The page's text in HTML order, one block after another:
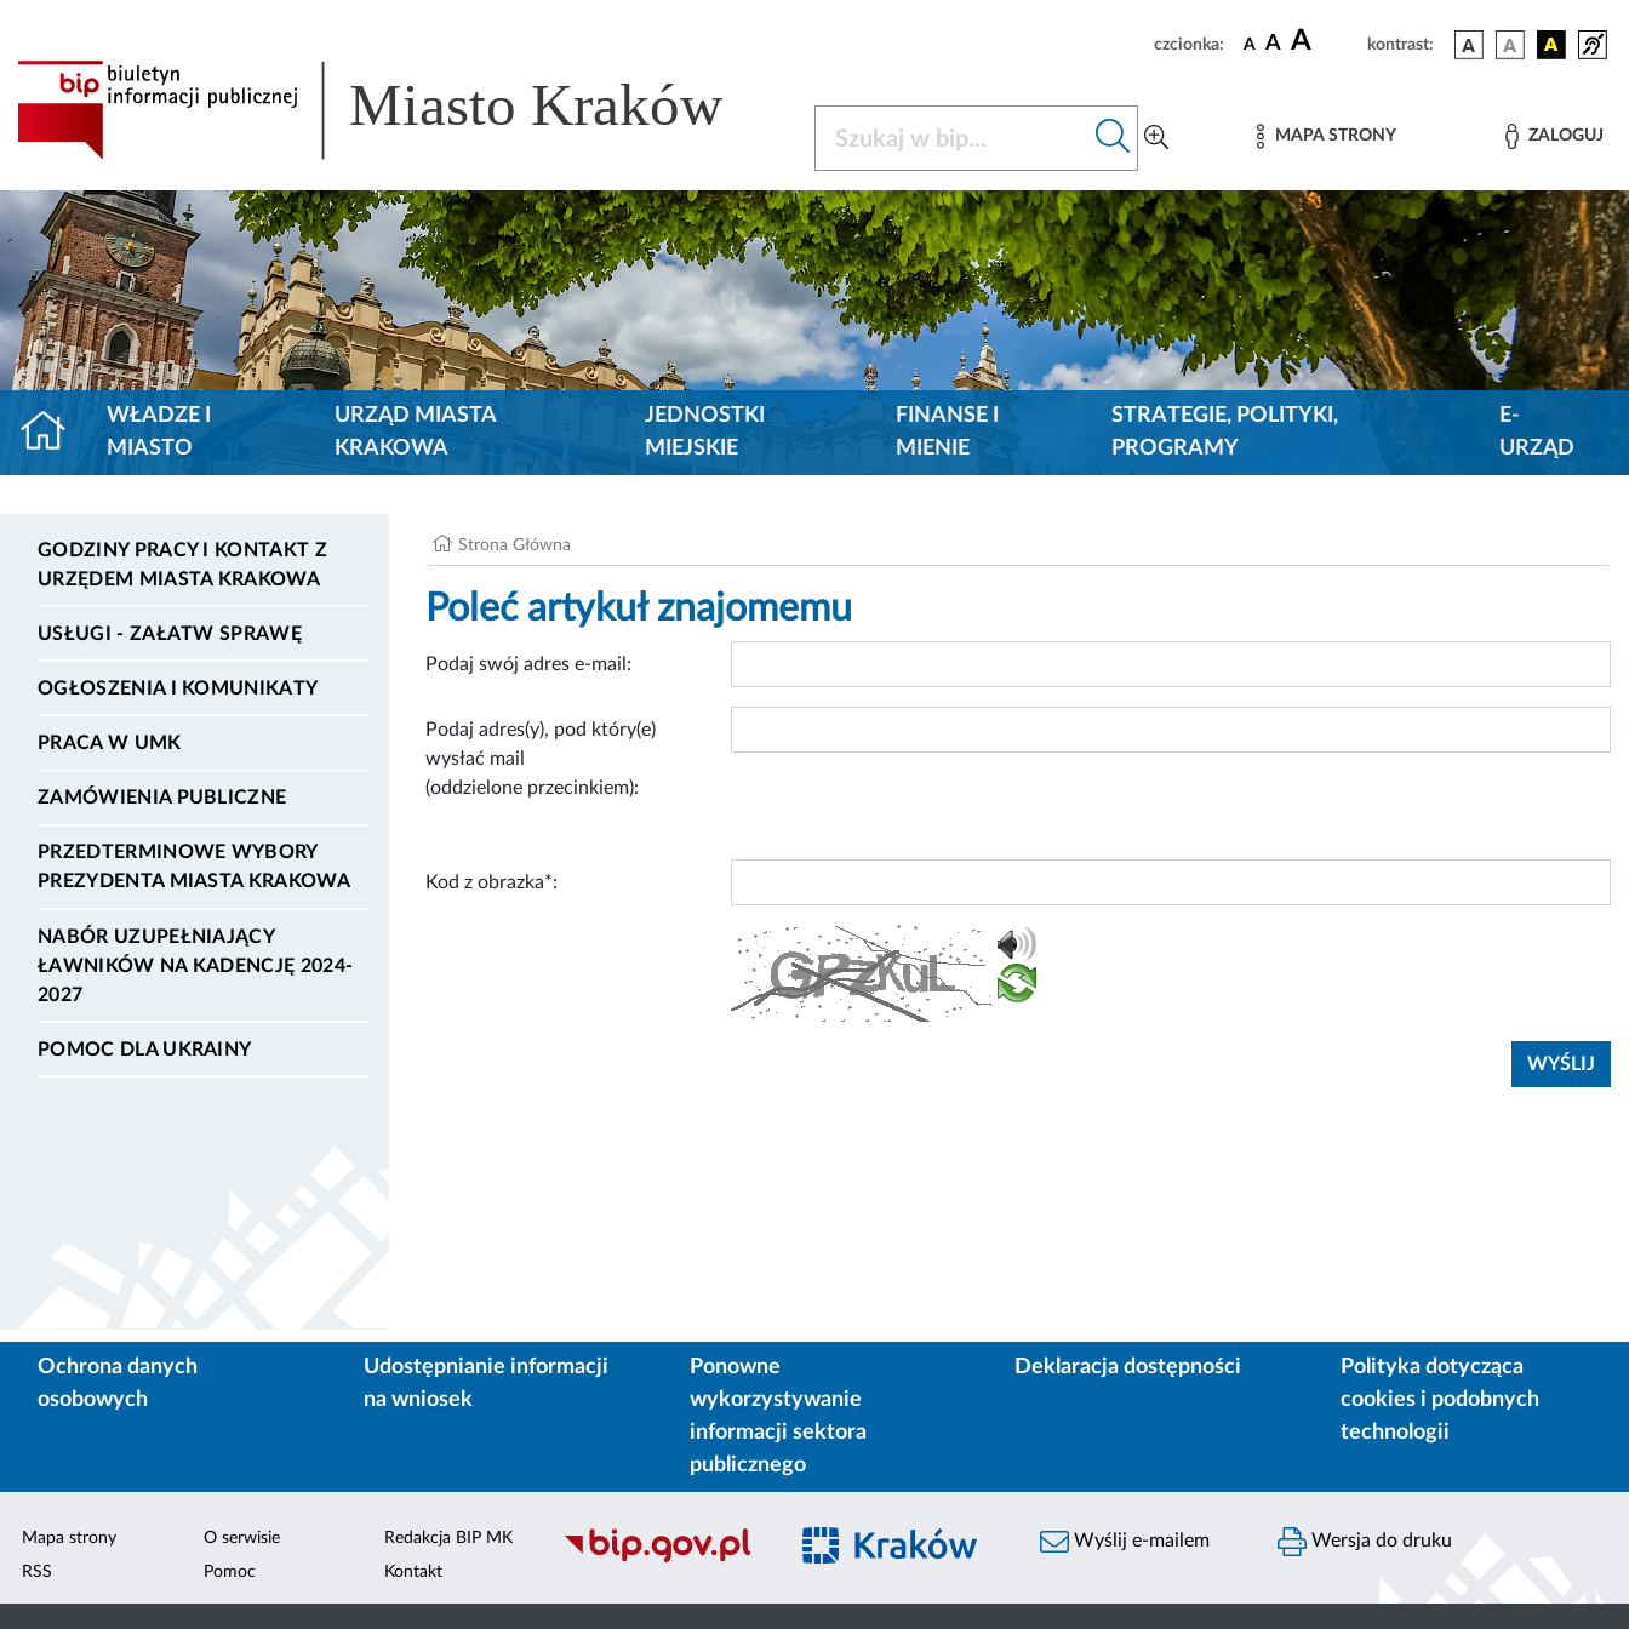
czcionka: A A A kontrast:
Miasto Kraków MAPA STRONY ZALOGUJ
WŁADZE I
MIASTO
URZĄD MIASTA
KRAKOWA
JEDNOSTKI
MIEJSKIE
FINANSE I
MIENIE
STRATEGIE, POLITYKI,
PROGRAMY
E-
URZĄD
GODZINY PRACY I KONTAKT Z
URZĘDEM MIASTA KRAKOWA
USŁUGI - ZAŁATW SPRAWĘ
OGŁOSZENIA I KOMUNIKATY
PRACA W UMK
ZAMÓWIENIA PUBLICZNE
PRZEDTERMINOWE WYBORY
PREZYDENTA MIASTA KRAKOWA
NABÓR UZUPEŁNIAJĄCY
ŁAWNIKÓW NA KADENCJĘ 2024-
2027
POMOC DLA UKRAINY
Strona Główna
Poleć artykuł znajomemu
Podaj swój adres e-mail:
Podaj adres(y), pod który(e)
wysłać mail
(oddzielone przecinkiem):
Kod z obrazka*:
Ochrona danych
osobowych
Udostępnianie informacji
na wniosek
Ponowne
wykorzystywanie
informacji sektora
publicznego
Deklaracja dostępności
Polityka dotycząca
cookies i podobnych
technologii
Mapa strony
RSS
O serwisie
Pomoc
Redakcja BIP MK
Kontakt
Wyślij e-mailem Wersja do druku